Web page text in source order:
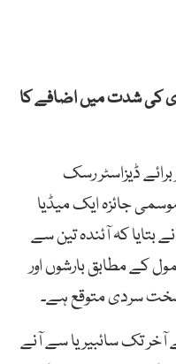
کی شدت میں اضافے کا
ڈیزاسٹر رسک
جائزہ ایک میڈیا
بتایا کہ آئندہ تین سے
کے مطابق بارشوں اور
سردی متوقع ہے۔
آخر تک سائبیریا سے آنے